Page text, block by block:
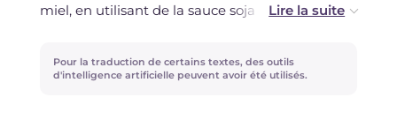
miel, en utilisant de la sauce soja à la place du
piquant, vous pouvez utiliser du paprika doux.
Pour la traduction de certains textes, des outils
d'intelligence artificielle peuvent avoir été utilisés.